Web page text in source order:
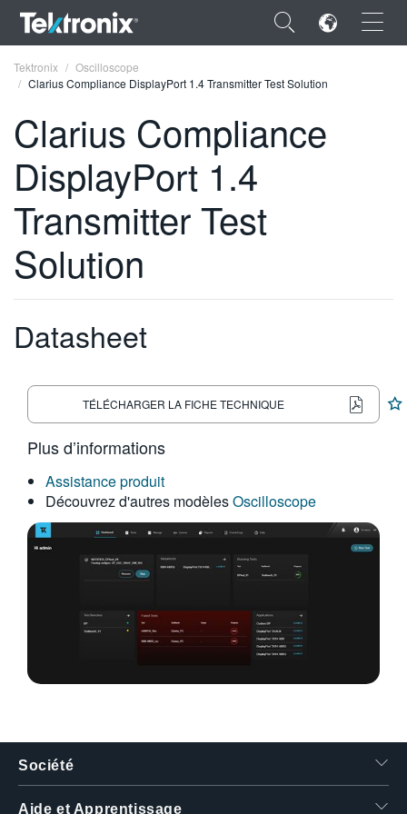
×
ENGLISH
FRANÇAIS
VIỆT NAM
日本語
한국어
繁體中文
Tektronix
Oscilloscope
Clarius Compliance DisplayPort 1.4 Transmitter Test Solution
Clarius Compliance
DisplayPort 1.4
Transmitter Test
Solution
Datasheet
TÉLÉCHARGER LA FICHE TECHNIQUE
Plus d’informations
Assistance produit
Découvrez d'autres modèlesOscilloscope
Société
Aide et Apprentissage